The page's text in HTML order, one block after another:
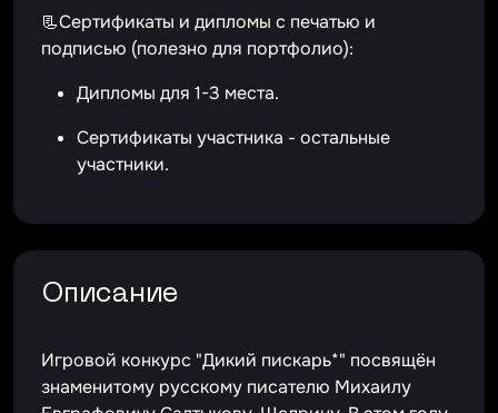
📃Сертификаты и дипломы с печатью и
подписью (полезно для портфолио):
Дипломы для 1-3 места.
Сертификаты участника - остальные
участники.
Описание
Игровой конкурс "Дикий пискарь*" посвящён
знаменитому русскому писателю Михаилу